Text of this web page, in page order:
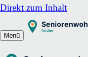
Direkt zum Inhalt
Menü